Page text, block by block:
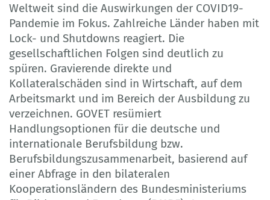
Weltweit sind die Auswirkungen der COVID19-
Pandemie im Fokus. Zahlreiche Länder haben mit
Lock- und Shutdowns reagiert. Die
gesellschaftlichen Folgen sind deutlich zu
spüren. Gravierende direkte und
Kollateralschäden sind in Wirtschaft, auf dem
Arbeitsmarkt und im Bereich der Ausbildung zu
verzeichnen. GOVET resümiert
Handlungsoptionen für die deutsche und
internationale Berufsbildung bzw.
Berufsbildungszusammenarbeit, basierend auf
einer Abfrage in den bilateralen
Kooperationsländern des Bundesministeriums